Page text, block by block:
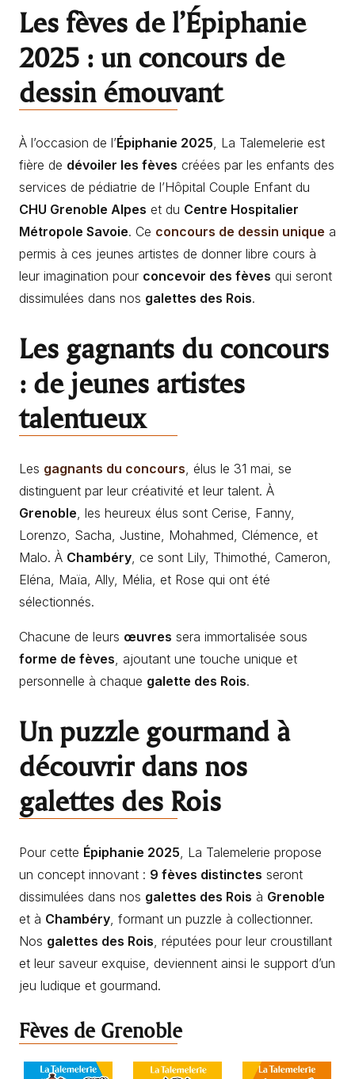
Les fèves de l’Épiphanie
2025 : un concours de
dessin émouvant
À l’occasion de l’Épiphanie 2025 , La Talemelerie est
fière de dévoiler les fèves créées par les enfants des
services de pédiatrie de l’Hôpital Couple Enfant du
CHU Grenoble Alpes et du Centre Hospitalier
Métropole Savoie. Ce concours de dessin unique a
permis à ces jeunes artistes de donner libre cours à
leur imagination pour concevoir des fèves qui seront
dissimulées dans nos galettes des Rois.
Les gagnants du concours
: de jeunes artistes
talentueux
Les gagnants du concours, élus le 31 mai, se
distinguent par leur créativité et leur talent. À
Grenoble, les heureux élus sont Cerise, Fanny,
Lorenzo, Sacha, Justine, Mohahmed, Clémence, et
Malo. À Chambéry, ce sont Lily, Thimothé, Cameron,
Eléna, Maïa, Ally, Mélia, et Rose qui ont été
sélectionnés.
Chacune de leurs œuvres sera immortalisée sous
forme de fèves, ajoutant une touche unique et
personnelle à chaque galette des Rois.
Un puzzle gourmand à
découvrir dans nos
galettes des Rois
Pour cette Épiphanie 2025 , La Talemelerie propose
un concept innovant : 9 fèves distinctes seront
dissimulées dans nos galettes des Rois à Grenoble
et à Chambéry , formant un puzzle à collectionner.
Nos galettes des Rois , réputées pour leur croustillant
et leur saveur exquise, deviennent ainsi le support d’un
jeu ludique et gourmand.
Fèves de Grenoble